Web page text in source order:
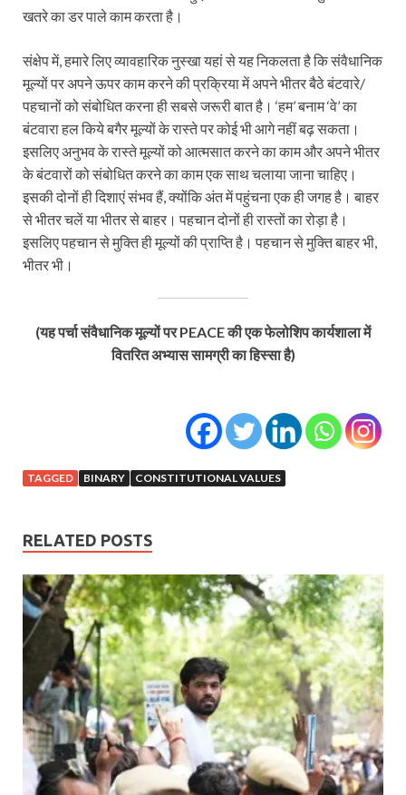
खतरे का डर पाले काम करता है।
संक्षेप में, हमारे लिए व्‍यावहारिक नुस्खा यहां से यह निकलता है कि संवैधानिक
मूल्यों पर अपने ऊपर काम करने की प्रक्रिया में अपने भीतर बैठे बंटवारे/
पहचानों को संबोधित करना ही सबसे जरूरी बात है। ‘हम’ बनाम ‘वे’ का
बंटवारा हल किये बगैर मूल्‍यों के रास्‍ते पर कोई भी आगे नहीं बढ़ सकता।
इसलिए अनुभव के रास्ते मूल्यों को आत्‍मसात करने का काम और अपने भीतर
के बंटवारों को संबोधित करने का काम एक साथ चलाया जाना चाहिए।
इसकी दोनों ही दिशाएं संभव हैं, क्‍योंकि अंत में पहुंचना एक ही जगह है। बाहर
से भीतर चलें या भीतर से बाहर। पहचान दोनों ही रास्तों का रोड़ा है।
इसलिए पहचान से मुक्ति ही मूल्यों की प्राप्ति है। पहचान से मुक्ति बाहर भी,
भीतर भी।
(यह पर्चा संवैधानिक मूल्यों पर PEACE की एक फेलोशिप कार्यशाला में
वितरित अभ्यास सामग्री का हिस्सा है)
TAGGED BINARY CONSTITUTIONAL VALUES
RELATED POSTS